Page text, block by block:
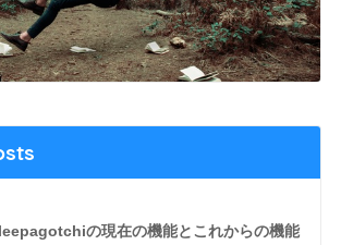
の現在の機能とこれからの機能